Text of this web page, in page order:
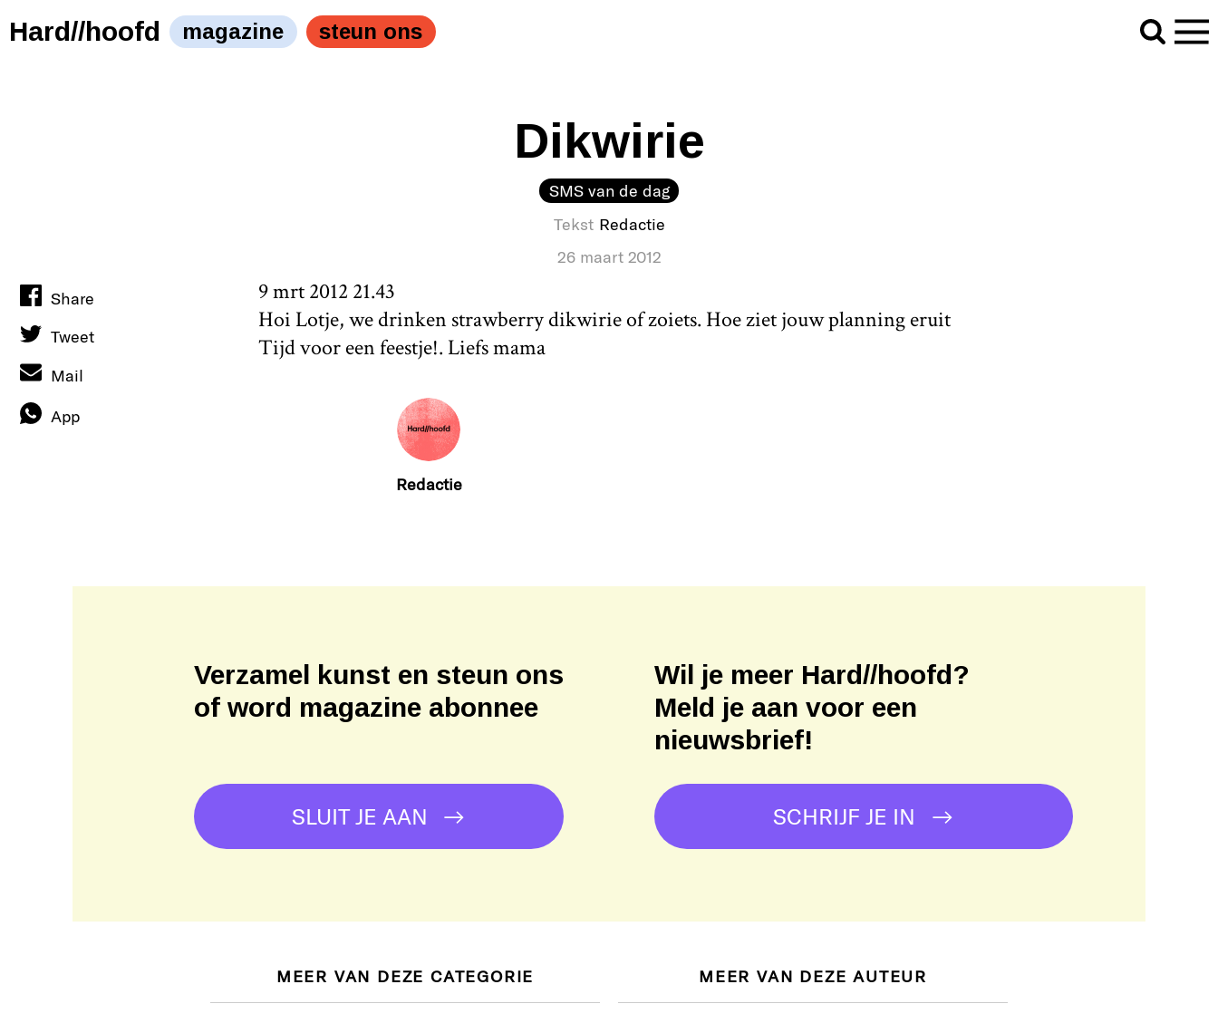
Hard//hoofd magazine steun ons
Dikwirie
SMS van de dag
Tekst Redactie
26 maart 2012
9 mrt 2012 21.43
Hoi Lotje, we drinken strawberry dikwirie of zoiets. Hoe ziet jouw planning eruit
Tijd voor een feestje!. Liefs mama
Share
Tweet
Mail
App
Redactie
Verzamel kunst en steun ons
of word magazine abonnee
SLUIT JE AAN
Wil je meer Hard//hoofd?
Meld je aan voor een
nieuwsbrief!
SCHRIJF JE IN
MEER VAN DEZE CATEGORIE MEER VAN DEZE AUTEUR